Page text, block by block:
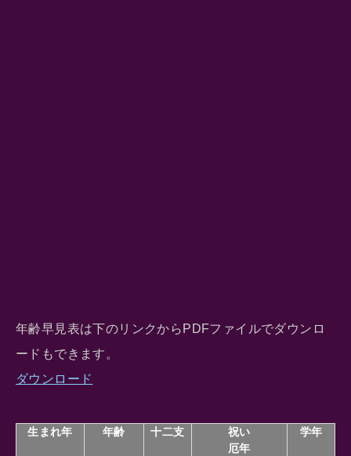
年齢早見表は下のリンクからPDFファイルでダウンロ
ードもできます。
ダウンロード
生まれ年 年齢 十二支
祝い
厄年
学年